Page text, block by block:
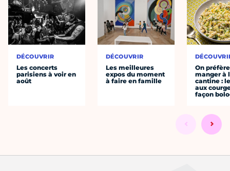
DÉCOUVRIR
Les concerts
parisiens à voir en
août
DÉCOUVRIR
Les meilleures
expos du moment
à faire en famille
On préfère
manger à
cantine :
aux
façon